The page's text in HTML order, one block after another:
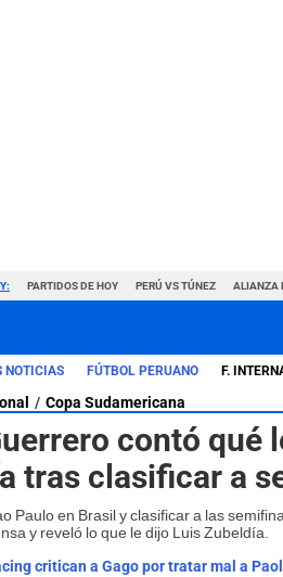
PARTIDOS DE HOY PERÚ VS TÚNEZ ALIANZA
NOTICIAS FÚTBOL PERUANO F.
Copa Sudamericana
contó qué
tras clasificar a
Paulo en Brasil y clasificar a las
y reveló lo que le dijo Luis Zubeldía.
critican a Gago por tratar mal a